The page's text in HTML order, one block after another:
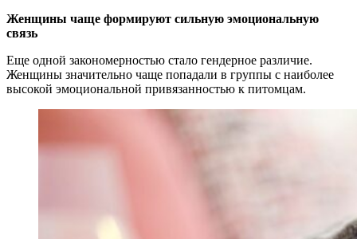
Женщины чаще формируют сильную эмоциональную
связь
Еще одной закономерностью стало гендерное различие.
Женщины значительно чаще попадали в группы с наиболее
высокой эмоциональной привязанностью к питомцам.